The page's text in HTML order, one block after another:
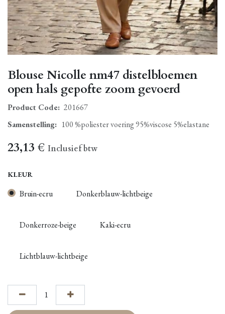
Blouse Nicolle nm47 distelbloemen
open hals gepofte zoom gevoerd
Product Code: 201667
Samenstelling: 100 %poliester voering 95%viscose 5%elastane
23,13 € Inclusief btw
KLEUR
Bruin-ecru Donkerblauw-lichtbeige
Donkerroze-beige Kaki-ecru
Lichtblauw-lichtbeige